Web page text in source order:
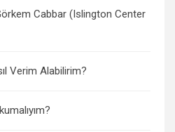
Cabbar (Islington Center
Verim Alabilirim?